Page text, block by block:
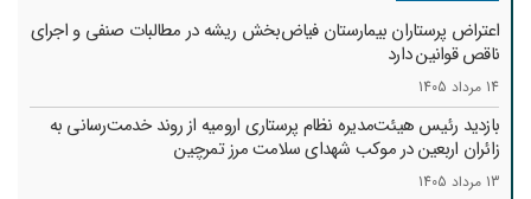
اعتراض پرستاران بیمارستان فیاض‌بخش ریشه در مطالبات صنفی و اجرای
ناقص قوانین دارد
14 مرداد 1405
بازدید رئیس هیئت‌مدیره نظام پرستاری ارومیه از روند خدمت‌رسانی به
زائران اربعین در موکب شهدای سلامت مرز تمرچین
13 مرداد 1405